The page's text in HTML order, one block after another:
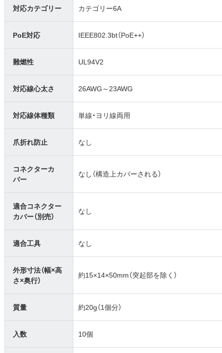
対応カテゴリー カテゴリー6A
PoE対応 IEEE802.3bt（PoE++）
難燃性 UL94V2
対応線心太さ 26AWG～23AWG
対応線体種類 単線・ヨリ線両用
爪折れ防止 なし
コネクターカ
バー
なし（構造上カバーされる）
適合コネクター
カバー（別売）
なし
適合工具 なし
外形寸法（幅×高
さ×奥行）
約15×14×50mm（突起部を除く）
質量 約20g（1個分）
入数 10個